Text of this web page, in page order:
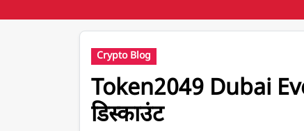
Crypto Blog
Token2049 Dubai
डिस्काउंट